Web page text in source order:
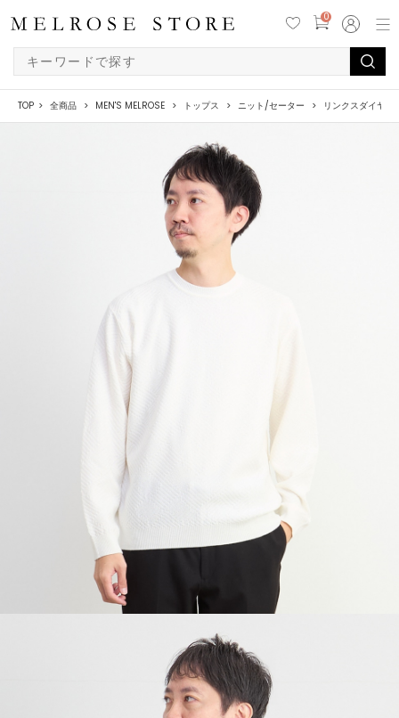
0
TOP 全商品 MEN'S MELROSE トップス ニット/セーター リンクスダイヤク